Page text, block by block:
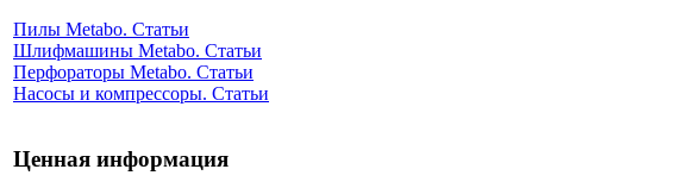
Пилы Metabo. Статьи
Шлифмашины Metabo. Статьи
Перфораторы Metabo. Статьи
Насосы и компрессоры. Статьи
Ценная информация